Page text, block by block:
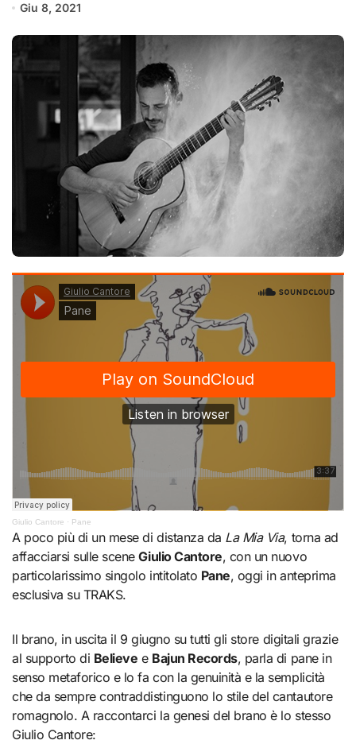
Giu 8, 2021
Giulio Cantore · Pane
A poco più di un mese di distanza da La Mia Via, torna ad
affacciarsi sulle sceneGiulio Cantore, con un nuovo
particolarissimo singolo intitolato Pane, oggi in anteprima
esclusiva su TRAKS.
Il brano, in uscita il 9 giugno su tutti gli store digitali grazie
al supporto di Believe e Bajun Records, parla di pane in
senso metaforico e lo fa con la genuinità e la semplicità
che da sempre contraddistinguono lo stile del cantautore
romagnolo. A raccontarci la genesi del brano è lo stesso
Giulio Cantore: